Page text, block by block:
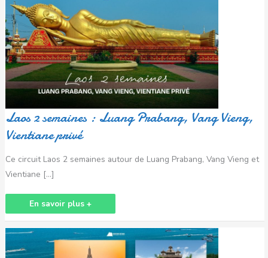
Laos 2 semaines : Luang Prabang, Vang Vieng,
Vientiane privé
Ce circuit Laos 2 semaines autour de Luang Prabang, Vang Vieng et
Vientiane […]
semaines
:
Luang
Prabang,
Vang
Vieng,
Vientiane
privé
En savoir plus +
Thaïlande
Laos
jours